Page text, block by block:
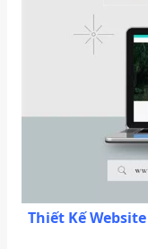
Thiết Kế